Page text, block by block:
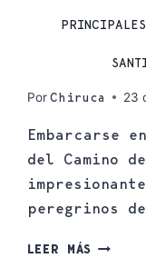
Por Chiruca 23
Embarcarse
del Camino
peregrinos
LEER MÁS